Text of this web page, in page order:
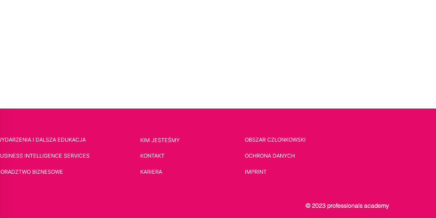
I DALSZA EDUKACJA
INTELLIGENCE SERVICES
KIM JESTEŚMY
KONTAKT
BIZNESOWE KARIERA
OBSZAR CZŁONKOWSKI
OCHRONA DANYCH
IMPRINT
© 2023 professionals academy